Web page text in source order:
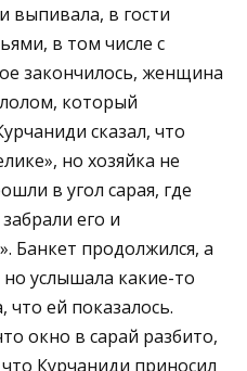
выпивала, в гости
в том числе с
закончилось, женщина
который
сказал, что
но хозяйка не
в угол сарая, где
его и
Банкет продолжился, а
но услышала какие-то
ей показалось.
окно в сарай разбито,
Курчаниди приносил